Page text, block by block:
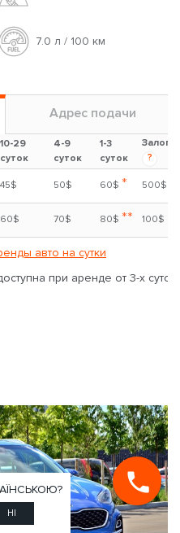
НІ
7.0 л / 100 км
Адрес подачи
10-29
суток
4-9
суток
1-3
суток
Залог
?
45$ 50$ 60$ * 500$
60$ 70$ 80$ ** 100$
авто на сутки
при аренде от 3-х суток